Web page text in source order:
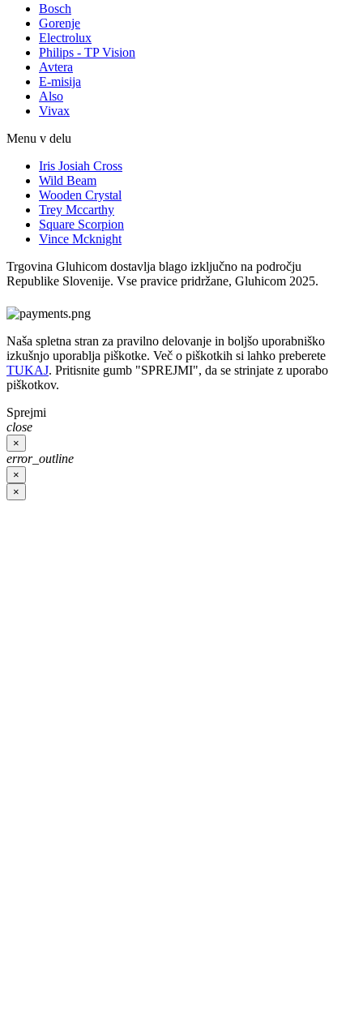
Bosch
Gorenje
Electrolux
Philips - TP Vision
Avtera
E-misija
Also
Vivax
Menu v delu
Iris Josiah Cross
Wild Beam
Wooden Crystal
Trey Mccarthy
Square Scorpion
Vince Mcknight
Trgovina Gluhicom dostavlja blago izključno na področju
Republike Slovenije. Vse pravice pridržane, Gluhicom 2025.
Naša spletna stran za pravilno delovanje in boljšo uporabniško
izkušnjo uporablja piškotke. Več o piškotkih si lahko preberete
TUKAJ. Pritisnite gumb "SPREJMI", da se strinjate z uporabo
piškotkov.
Sprejmi
close
×
error_outline
×
×